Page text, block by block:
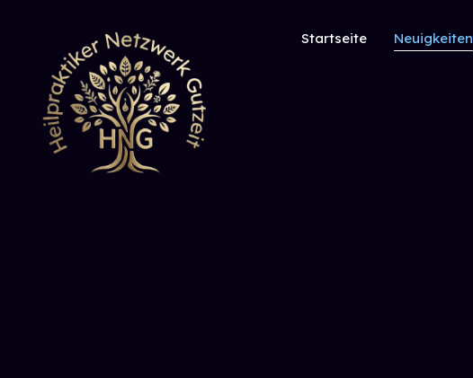
Startseite Neuigkeiten